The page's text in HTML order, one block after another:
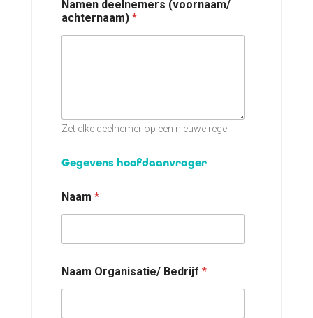
a
Namen deelnemers (voornaam/
achternaam) *
Zet elke deelnemer op een nieuwe regel
Gegevens hoofdaanvrager
Naam *
Naam Organisatie/ Bedrijf *